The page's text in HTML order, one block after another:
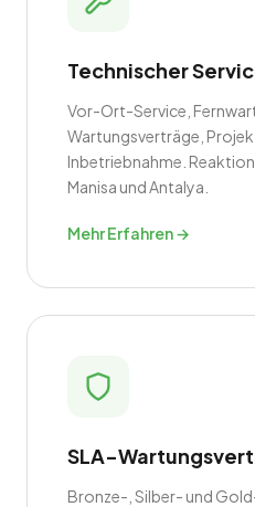
Technischer
Vor-Ort-Service,
Wartungsverträge,
Inbetriebnahme. Reaktion
Manisa und Antalya.
Mehr Erfahren →
SLA-
Bronze-, Silber- und